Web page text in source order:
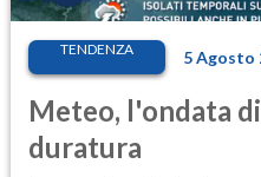
TENDENZA 5 Agosto
Meteo, l'ondata
duratura